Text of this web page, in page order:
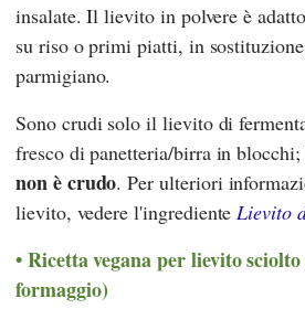
insalate. Il lievito in polvere è
su riso o primi piatti, in
parmigiano.
Sono crudi solo il lievito di
fresco di panetteria/birra in
non è crudo. Per ulteriori
lievito, vedere l'ingredienteLievito
Ricetta vegana per lievito
formaggio)